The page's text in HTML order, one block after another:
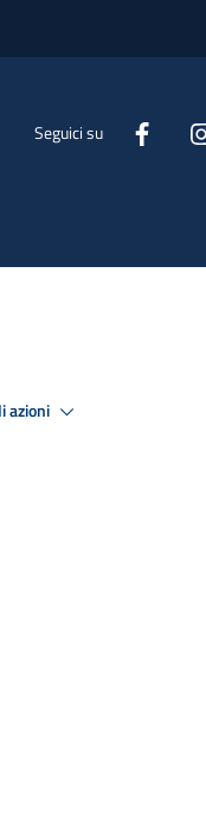
Seguici su
azioni